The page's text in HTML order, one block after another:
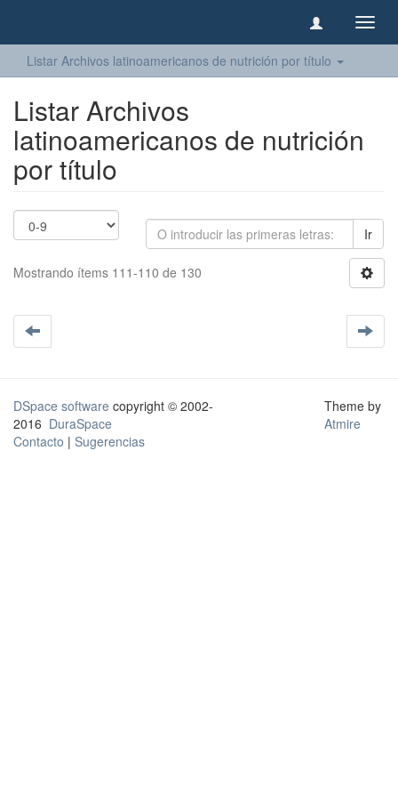
Listar Archivos latinoamericanos de nutrición por título
Listar Archivos
latinoamericanos de nutrición
por título
Ir
Mostrando ítems 111-110 de 130
DSpace software copyright © 2002-
2016 DuraSpace
Contacto | Sugerencias
Theme by
Atmire